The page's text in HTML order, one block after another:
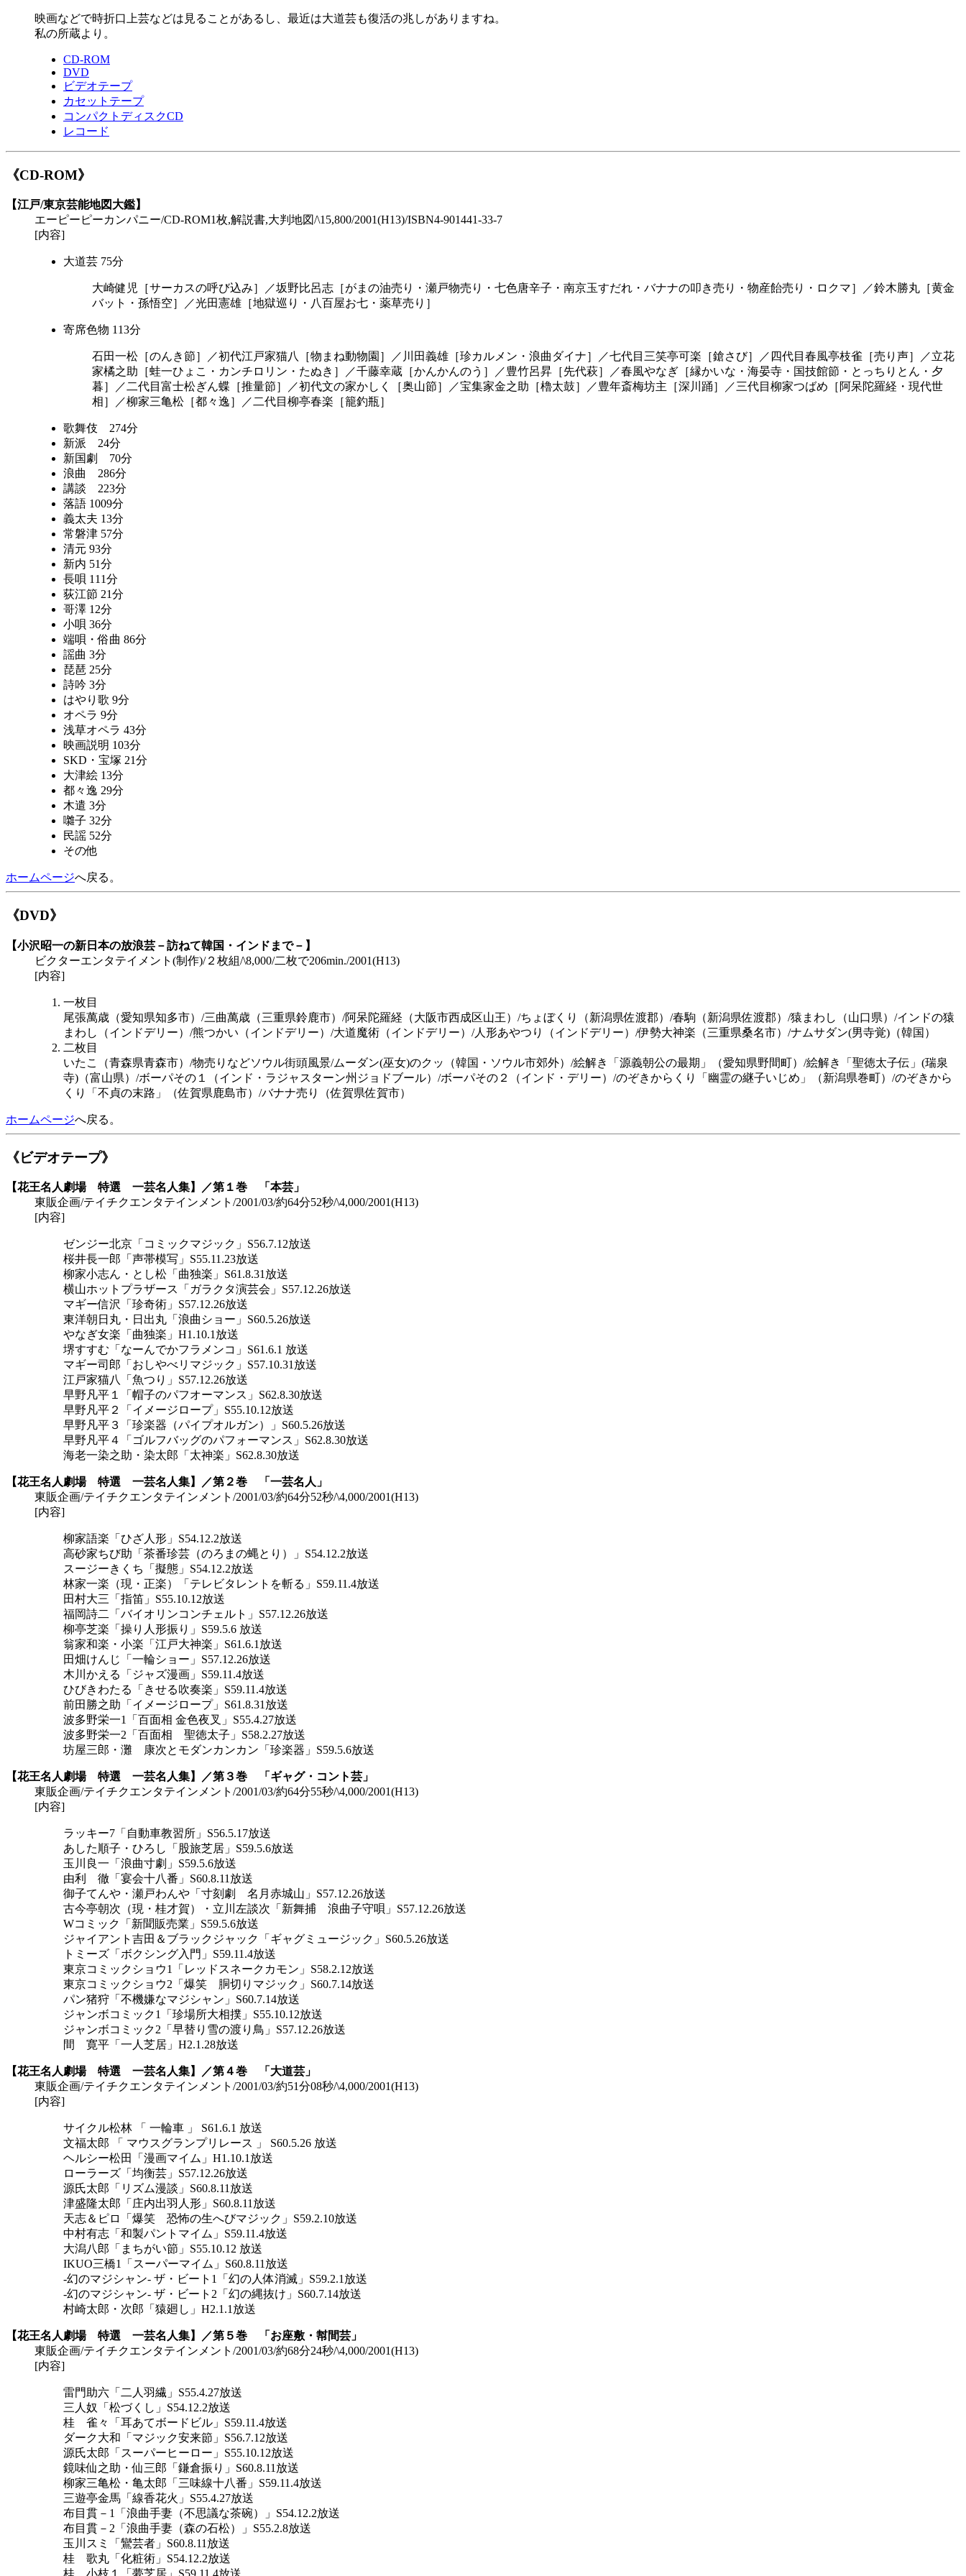
映画などで時折口上芸などは見ることがあるし、最近は大道芸も復活の兆しがありますね。
私の所蔵より。
CD-ROM
DVD
ビデオテープ
カセットテープ
コンパクトディスクCD
レコード
《CD-ROM》
【江戸/東京芸能地図大鑑】
エーピーピーカンパニー/CD-ROM1枚,解説書,大判地図/\15,800/2001(H13)/ISBN4-901441-33-7
[内容]
大道芸 75分
大崎健児［サーカスの呼び込み］／坂野比呂志［がまの油売り・瀬戸物売り・七色唐辛子・南京玉すだれ・バナナの叩き売り・物産飴売り・ロクマ］／鈴木勝丸［黄金
バット・孫悟空］／光田憲雄［地獄巡り・八百屋お七・薬草売り］
寄席色物 113分
石田一松［のんき節］／初代江戸家猫八［物まね動物園］／川田義雄［珍カルメン・浪曲ダイナ］／七代目三笑亭可楽［鎗さび］／四代目春風亭枝雀［売り声］／立花
家橘之助［蛙一ひょこ・カンチロリン・たぬき］／千藤幸蔵［かんかんのう］／豊竹呂昇［先代萩］／春風やなぎ［縁かいな・海晏寺・国技館節・とっちりとん・夕
暮］／二代目富士松ぎん蝶［推量節］／初代文の家かしく［奥山節］／宝集家金之助［櫓太鼓］／豊年斎梅坊主［深川踊］／三代目柳家つばめ［阿呆陀羅経・現代世
相］／柳家三亀松［都々逸］／二代目柳亭春楽［籠釣瓶］
歌舞伎 274分
新派 24分
新国劇 70分
浪曲 286分
講談 223分
落語 1009分
義太夫 13分
常磐津 57分
清元 93分
新内 51分
長唄 111分
荻江節 21分
哥澤 12分
小唄 36分
端唄・俗曲 86分
謡曲 3分
琵琶 25分
詩吟 3分
はやり歌 9分
オペラ 9分
浅草オペラ 43分
映画説明 103分
SKD・宝塚 21分
大津絵 13分
都々逸 29分
木遣 3分
囃子 32分
民謡 52分
その他
ホームページへ戻る。
《DVD》
【小沢昭一の新日本の放浪芸－訪ねて韓国・インドまで－】
ビクターエンタテイメント(制作)/２枚組/\8,000/二枚で206min./2001(H13)
[内容]
一枚目
尾張萬歳（愛知県知多市）/三曲萬歳（三重県鈴鹿市）/阿呆陀羅経（大阪市西成区山王）/ちょぼくり（新潟県佐渡郡）/春駒（新潟県佐渡郡）/猿まわし（山口県）/インドの猿
まわし（インドデリー）/熊つかい（インドデリー）/大道魔術（インドデリー）/人形あやつり（インドデリー）/伊勢大神楽（三重県桑名市）/ナムサダン(男寺覚)（韓国）
二枚目
いたこ（青森県青森市）/物売りなどソウル街頭風景/ムーダン(巫女)のクッ（韓国・ソウル市郊外）/絵解き「源義朝公の最期」（愛知県野間町）/絵解き「聖徳太子伝」(瑞泉
寺)（富山県）/ボーパその１（インド・ラジャスターン州ジョドブール）/ボーパその２（インド・デリー）/のぞきからくり「幽霊の継子いじめ」（新潟県巻町）/のぞきから
くり「不貞の末路」（佐賀県鹿島市）/バナナ売り（佐賀県佐賀市）
ホームページへ戻る。
《ビデオテープ》
【花王名人劇場 特選 一芸名人集】／第１巻 「本芸」
東販企画/テイチクエンタテインメント/2001/03/約64分52秒/\4,000/2001(H13)
[内容]
ゼンジー北京「コミックマジック」S56.7.12放送
桜井長一郎「声帯模写」S55.11.23放送
柳家小志ん・とし松「曲独楽」S61.8.31放送
横山ホットプラザース「ガラクタ演芸会」S57.12.26放送
マギー信沢「珍奇術」S57.12.26放送
東洋朝日丸・日出丸「浪曲ショー」S60.5.26放送
やなぎ女楽「曲独楽」H1.10.1放送
堺すすむ「なーんでかフラメンコ」S61.6.1 放送
マギー司郎「おしやべリマジック」S57.10.31放送
江戸家猫八「魚つり」S57.12.26放送
早野凡平１「帽子のパフオーマンス」S62.8.30放送
早野凡平２「イメージロープ」S55.10.12放送
早野凡平３「珍楽器（パイプオルガン）」S60.5.26放送
早野凡平４「ゴルフバッグのパフォーマンス」S62.8.30放送
海老一染之助・染太郎「太神楽」S62.8.30放送
【花王名人劇場 特選 一芸名人集】／第２巻 「一芸名人」
東販企画/テイチクエンタテインメント/2001/03/約64分52秒/\4,000/2001(H13)
[内容]
柳家語楽「ひざ人形」S54.12.2放送
高砂家ちび助「茶番珍芸（のろまの蝿とり）」S54.12.2放送
スージーきくち「擬態」S54.12.2放送
林家一楽（現・正楽）「テレビタレントを斬る」S59.11.4放送
田村大三「指笛」S55.10.12放送
福岡詩二「バイオリンコンチェルト」S57.12.26放送
柳亭芝楽「操り人形振り」S59.5.6 放送
翁家和楽・小楽「江戸大神楽」S61.6.1放送
田畑けんじ「一輪ショー」S57.12.26放送
木川かえる「ジャズ漫画」S59.11.4放送
ひびきわたる「きせる吹奏楽」S59.11.4放送
前田勝之助「イメージロープ」S61.8.31放送
波多野栄一1「百面相 金色夜叉」S55.4.27放送
波多野栄一2「百面相 聖徳太子」S58.2.27放送
坊屋三郎・灘 康次とモダンカンカン「珍楽器」S59.5.6放送
【花王名人劇場 特選 一芸名人集】／第３巻 「ギャグ・コント芸」
東販企画/テイチクエンタテインメント/2001/03/約64分55秒/\4,000/2001(H13)
[内容]
ラッキー7「自動車教習所」S56.5.17放送
あした順子・ひろし「股旅芝居」S59.5.6放送
玉川良一「浪曲寸劇」S59.5.6放送
由利 徹「宴会十八番」S60.8.11放送
御子てんや・瀬戸わんや「寸刻劇 名月赤城山」S57.12.26放送
古今亭朝次（現・桂才賀）・立川左談次「新舞捕 浪曲子守唄」S57.12.26放送
Wコミック「新聞販売業」S59.5.6放送
ジャイアント吉田＆ブラックジャック「ギャグミュージック」S60.5.26放送
トミーズ「ボクシング入門」S59.11.4放送
東京コミックショウ1「レッドスネークカモン」S58.2.12放送
東京コミックショウ2「爆笑 胴切りマジック」S60.7.14放送
パン猪狩「不機嫌なマジシャン」S60.7.14放送
ジャンボコミック1「珍場所大相撲」S55.10.12放送
ジャンボコミック2「早替り雪の渡り鳥」S57.12.26放送
間 寛平「一人芝居」H2.1.28放送
【花王名人劇場 特選 一芸名人集】／第４巻 「大道芸」
東販企画/テイチクエンタテインメント/2001/03/約51分08秒/\4,000/2001(H13)
[内容]
サイクル松林 「 一輪車 」 S61.6.1 放送
文福太郎 「 マウスグランプリレース 」 S60.5.26 放送
ヘルシー松田「漫画マイム」H1.10.1放送
ローラーズ「均衡芸」S57.12.26放送
源氏太郎「リズム漫談」S60.8.11放送
津盛隆太郎「庄内出羽人形」S60.8.11放送
天志＆ピロ「爆笑 恐怖の生へびマジック」S59.2.10放送
中村有志「和製パントマイム」S59.11.4放送
大潟八郎「まちがい節」S55.10.12 放送
IKUO三橋1「スーパーマイム」S60.8.11放送
-幻のマジシャン- ザ・ビート1「幻の人体消滅」S59.2.1放送
-幻のマジシャン- ザ・ビート2「幻の縄抜け」S60.7.14放送
村崎太郎・次郎「猿廻し」H2.1.1放送
【花王名人劇場 特選 一芸名人集】／第５巻 「お座敷・幇間芸」
東販企画/テイチクエンタテインメント/2001/03/約68分24秒/\4,000/2001(H13)
[内容]
雷門助六「二人羽繊」S55.4.27放送
三人奴「松づくし」S54.12.2放送
桂 雀々「耳あてボードビル」S59.11.4放送
ダーク大和「マジック安来節」S56.7.12放送
源氏太郎「スーパーヒーロー」S55.10.12放送
鏡味仙之助・仙三郎「鎌倉振り」S60.8.11放送
柳家三亀松・亀太郎「三味線十八番」S59.11.4放送
三遊亭金馬「線香花火」S55.4.27放送
布目貫－1「浪曲手妻（不思議な茶碗）」S54.12.2放送
布目貫－2「浪曲手妻（森の石松）」S55.2.8放送
玉川スミ「鸞芸者」S60.8.11放送
桂 歌丸「化粧術」S54.12.2放送